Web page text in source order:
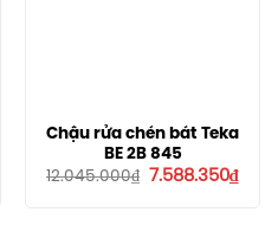
Chậu rửa chén bát Teka
BE 2B 845
12.045.000₫ Giá
7.588.350₫Giá